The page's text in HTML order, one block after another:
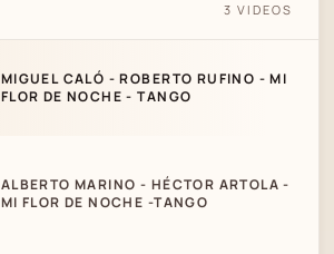
3 VIDEOS
MIGUEL CALÓ - ROBERTO RUFINO - MI
FLOR DE NOCHE - TANGO
ALBERTO MARINO - HÉCTOR ARTOLA -
MI FLOR DE NOCHE -TANGO